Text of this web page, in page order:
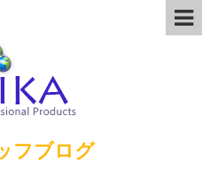
フブログ